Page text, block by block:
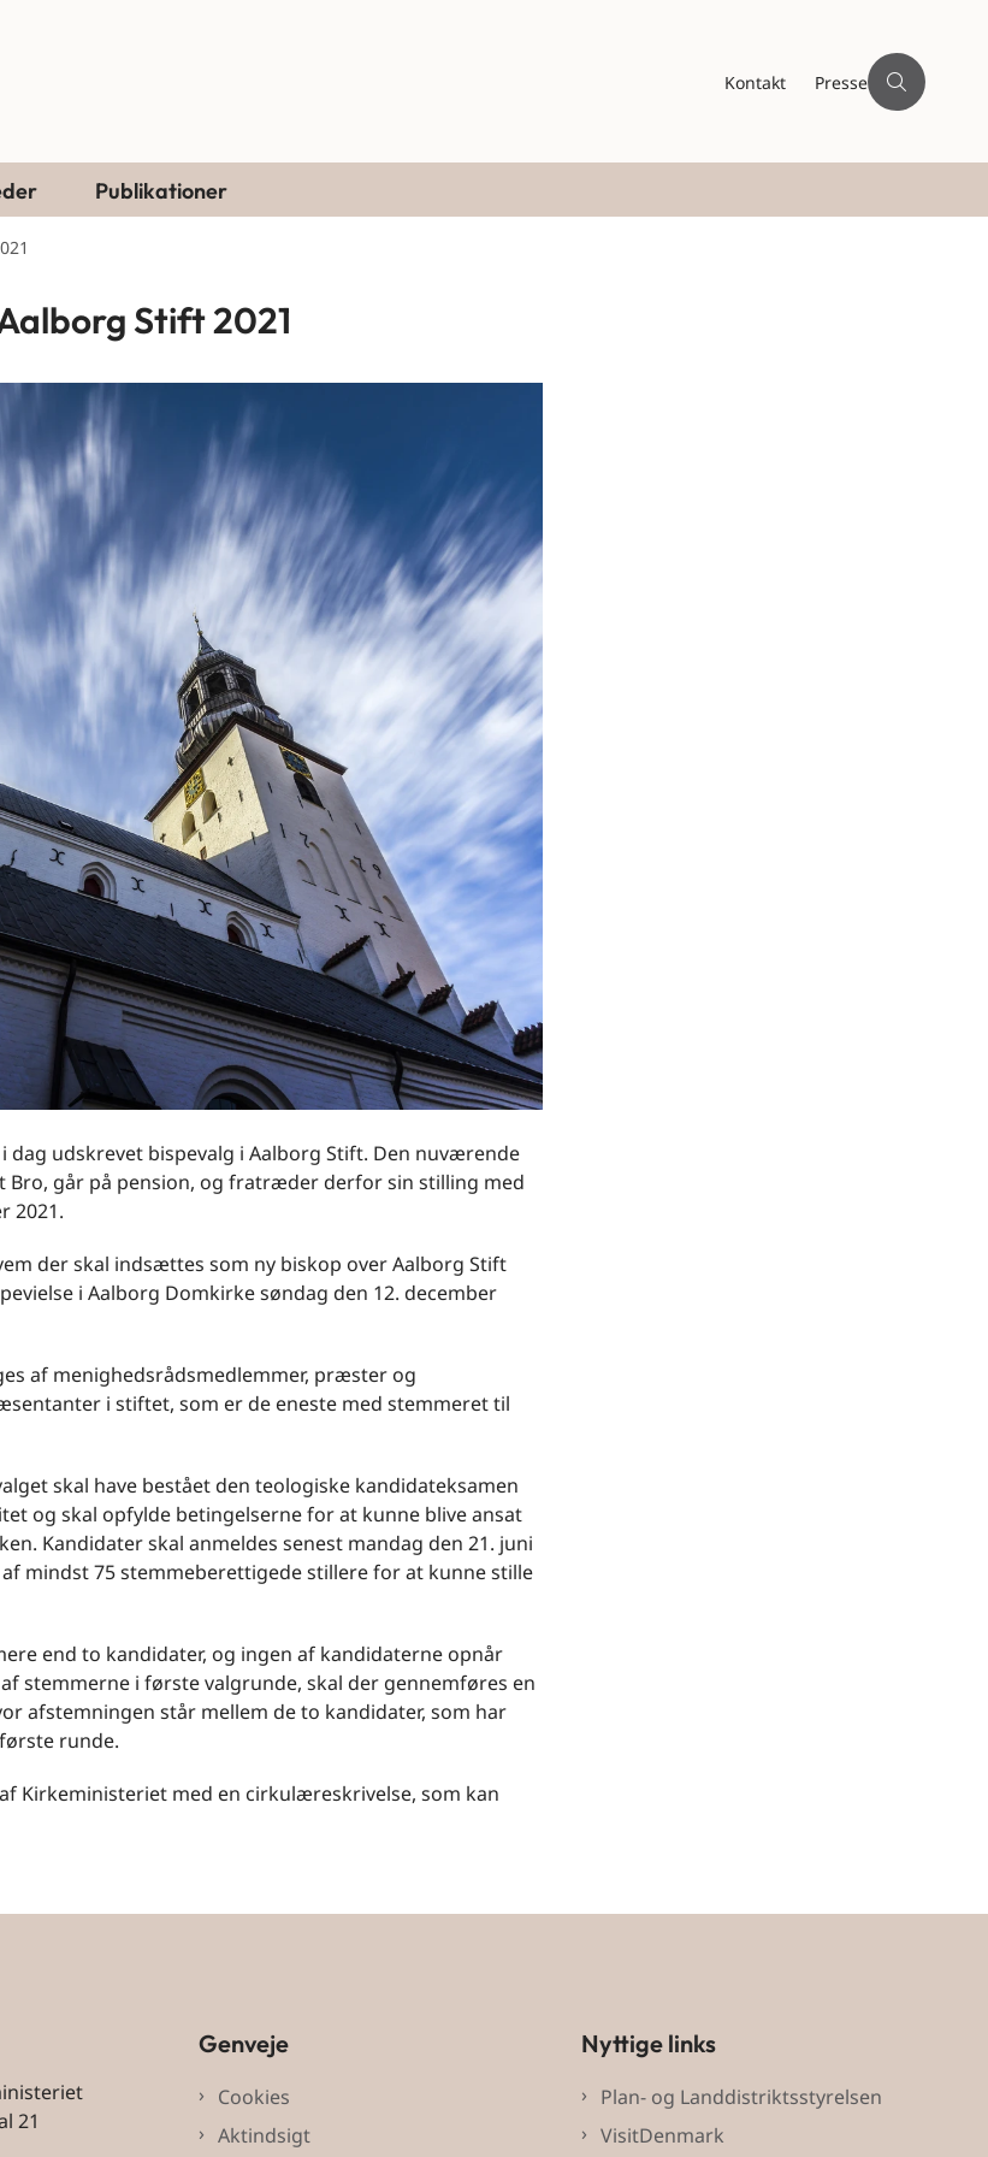
Kontakt Presse
Publikationer
Stift 2021
dag udskrevet bispevalg i Aalborg Stift. Den nuværende
Bro, går på pension, og fratræder derfor sin stilling med
2021.
der skal indsættes som ny biskop over Aalborg Stift
i Aalborg Domkirke søndag den 12. december
af menighedsrådsmedlemmer, præster og
i stiftet, som er de eneste med stemmeret til
skal have bestået den teologiske kandidateksamen
og skal opfylde betingelserne for at kunne blive ansat
Kandidater skal anmeldes senest mandag den 21. juni
mindst 75 stemmeberettigede stillere for at kunne stille
end to kandidater, og ingen af kandidaterne opnår
stemmerne i første valgrunde, skal der gennemføres en
afstemningen står mellem de to kandidater, som har
runde.
Kirkeministeriet med en cirkulæreskrivelse, som kan
21
Genveje
Cookies
Aktindsigt
Nyttige links
Plan- og Landdistriktsstyrelsen
VisitDenmark